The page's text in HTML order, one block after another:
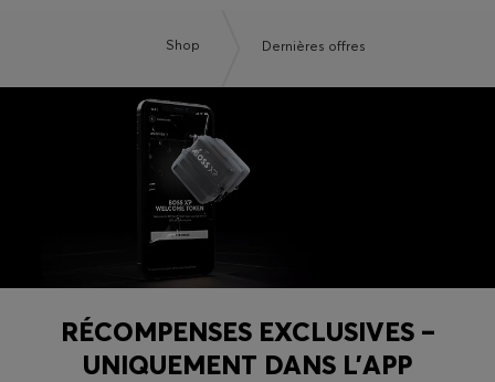
Shop Dernières offres
RÉCOMPENSES EXCLUSIVES –
UNIQUEMENT DANS L’APP